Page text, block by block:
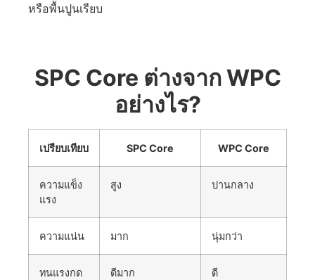
หรือพื้นปูนเรียบ
SPC Core ต่างจาก WPC
อย่างไร?
เปรียบเทียบ SPC Core WPC Core
ความแข็ง
แรง
สูง ปานกลาง
ความแน่น มาก นุ่มกว่า
ทนแรงกด ดีมาก ดี